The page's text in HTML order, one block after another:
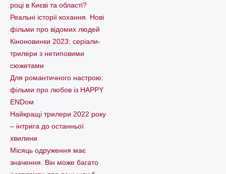
році в Києві та області?
Реальні історії кохання. Нові
фільми про відомих людей
Кіноновинки 2023: серіали-
трилери з нетиповими
сюжетами
Для романтичного настрою:
фільми про любов із HAPPY
ENDом
Найкращі трилери 2022 року
– інтрига до останньої
хвилини
Місяць одруження має
значення. Він може багато